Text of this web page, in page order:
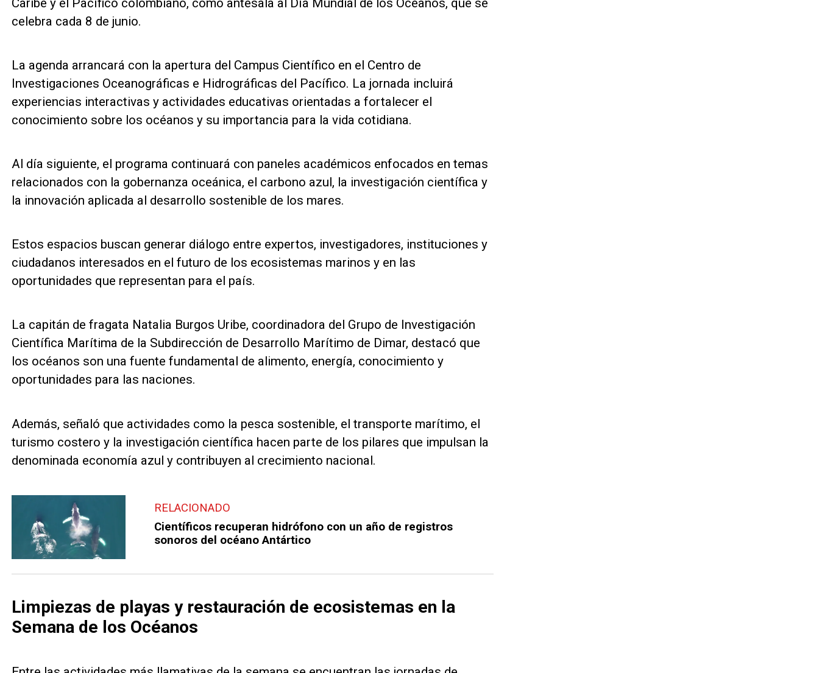
celebra cada 8 de junio.
La agenda arrancará con la apertura del Campus Científico en el Centro de
Investigaciones Oceanográficas e Hidrográficas del Pacífico. La jornada incluirá
experiencias interactivas y actividades educativas orientadas a fortalecer el
conocimiento sobre los océanos y su importancia para la vida cotidiana.
Al día siguiente, el programa continuará con paneles académicos enfocados en temas
relacionados con la gobernanza oceánica, el carbono azul, la investigación científica y
la innovación aplicada al desarrollo sostenible de los mares.
Estos espacios buscan generar diálogo entre expertos, investigadores, instituciones y
ciudadanos interesados en el futuro de los ecosistemas marinos y en las
oportunidades que representan para el país.
La capitán de fragata Natalia Burgos Uribe, coordinadora del Grupo de Investigación
Científica Marítima de la Subdirección de Desarrollo Marítimo de Dimar, destacó que
los océanos son una fuente fundamental de alimento, energía, conocimiento y
oportunidades para las naciones.
Además, señaló que actividades como la pesca sostenible, el transporte marítimo, el
turismo costero y la investigación científica hacen parte de los pilares que impulsan la
denominada economía azul y contribuyen al crecimiento nacional.
RELACIONADO
Científicos recuperan hidrófono con un año de registros
sonoros del océano Antártico
Limpiezas de playas y restauración de ecosistemas en la
Semana de los Océanos